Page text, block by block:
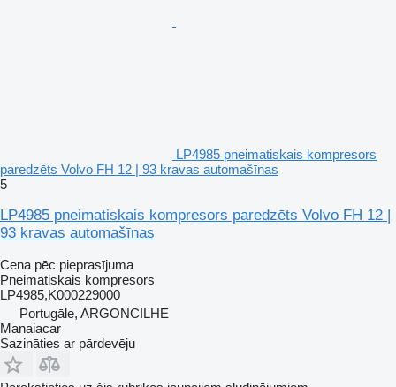
LP4985 pneimatiskais kompresors
paredzēts Volvo FH 12 | 93 kravas automašīnas
5
LP4985 pneimatiskais kompresors paredzēts Volvo FH 12 |
93 kravas automašīnas
Cena pēc pieprasījuma
Pneimatiskais kompresors
LP4985,K000229000
Portugāle, ARGONCILHE
Manaiacar
Sazināties ar pārdevēju